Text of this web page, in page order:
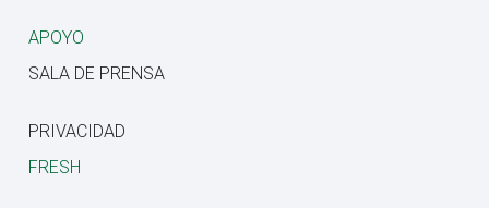
APOYO
SALA DE PRENSA
PRIVACIDAD
FRESH